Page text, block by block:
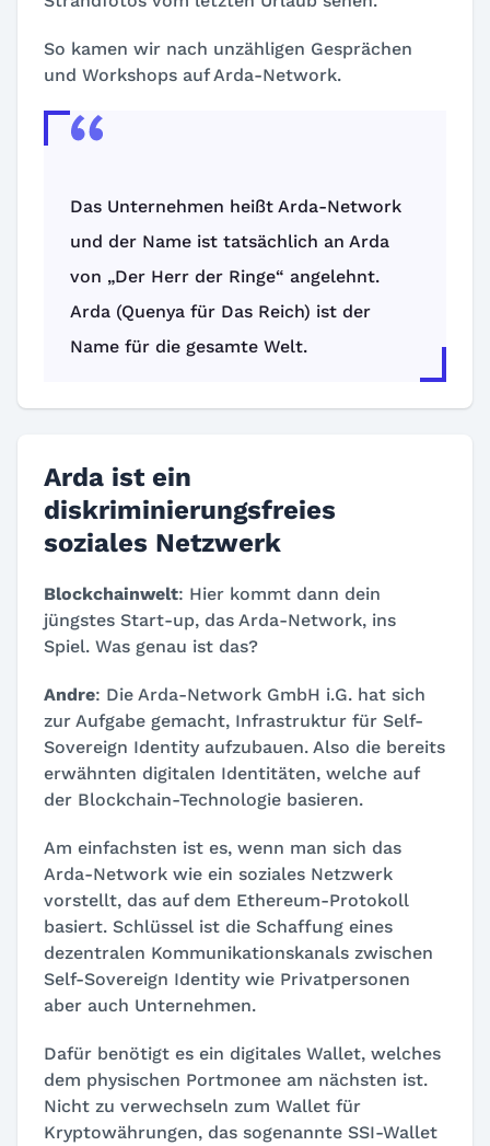
So kamen wir nach unzähligen Gesprächen
und Workshops auf Arda-Network.
Das Unternehmen heißt Arda-Network
und der Name ist tatsächlich an Arda
von „Der Herr der Ringe“ angelehnt.
Arda (Quenya für Das Reich) ist der
Name für die gesamte Welt.
Arda ist ein
diskriminierungsfreies
soziales Netzwerk
Blockchainwelt: Hier kommt dann dein
jüngstes Start-up, das Arda-Network, ins
Spiel. Was genau ist das?
Andre: Die Arda-Network GmbH i.G. hat sich
zur Aufgabe gemacht, Infrastruktur für Self-
Sovereign Identity aufzubauen. Also die bereits
erwähnten digitalen Identitäten, welche auf
der Blockchain-Technologie basieren.
Am einfachsten ist es, wenn man sich das
Arda-Network wie ein soziales Netzwerk
vorstellt, das auf dem Ethereum-Protokoll
basiert. Schlüssel ist die Schaffung eines
dezentralen Kommunikationskanals zwischen
Self-Sovereign Identity wie Privatpersonen
aber auch Unternehmen.
Dafür benötigt es ein digitales Wallet, welches
dem physischen Portmonee am nächsten ist.
Nicht zu verwechseln zum Wallet für
Kryptowährungen, das sogenannte SSI-Wallet